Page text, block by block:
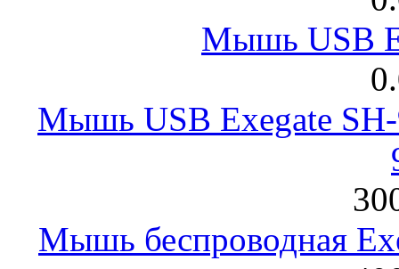
Мышь USB
Мышь USB Exegate
Мышь беспроводная